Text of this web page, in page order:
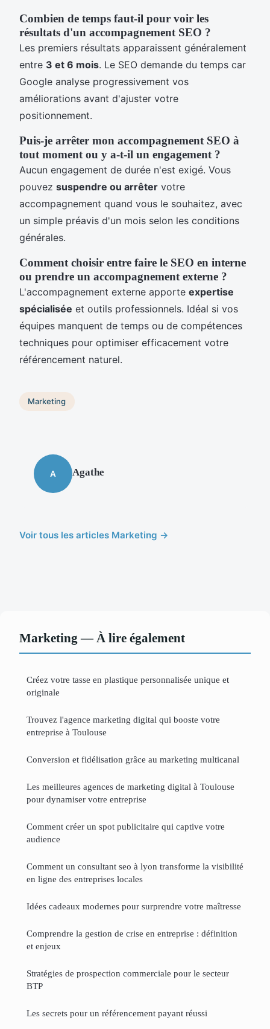
Combien de temps faut-il pour voir les
résultats d'un accompagnement SEO ?
Les premiers résultats apparaissent généralement
entre 3 et 6 mois. Le SEO demande du temps car
Google analyse progressivement vos
améliorations avant d'ajuster votre
positionnement.
Puis-je arrêter mon accompagnement SEO à
tout moment ou y a-t-il un engagement ?
Aucun engagement de durée n'est exigé. Vous
pouvez suspendre ou arrêter votre
accompagnement quand vous le souhaitez, avec
un simple préavis d'un mois selon les conditions
générales.
Comment choisir entre faire le SEO en interne
ou prendre un accompagnement externe ?
L'accompagnement externe apporte expertise
spécialisée et outils professionnels. Idéal si vos
équipes manquent de temps ou de compétences
techniques pour optimiser efficacement votre
référencement naturel.
Marketing
A Agathe
Voir tous les articles Marketing →
Marketing — À lire également
Créez votre tasse en plastique personnalisée unique et
originale
Trouvez l'agence marketing digital qui booste votre
entreprise à Toulouse
Conversion et fidélisation grâce au marketing multicanal
Les meilleures agences de marketing digital à Toulouse
pour dynamiser votre entreprise
Comment créer un spot publicitaire qui captive votre
audience
Comment un consultant seo à lyon transforme la visibilité
en ligne des entreprises locales
Idées cadeaux modernes pour surprendre votre maîtresse
Comprendre la gestion de crise en entreprise : définition
et enjeux
Stratégies de prospection commerciale pour le secteur
BTP
Les secrets pour un référencement payant réussi